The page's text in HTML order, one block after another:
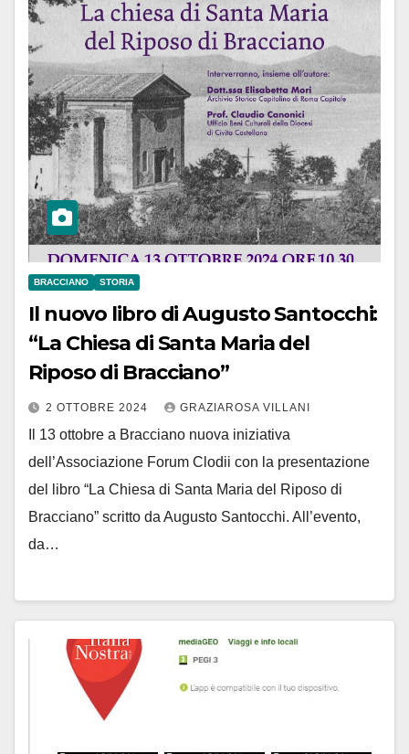
BRACCIANO STORIA
Il nuovo libro di Augusto Santocchi:
“La Chiesa di Santa Maria del
Riposo di Bracciano”
2 OTTOBRE 2024 GRAZIAROSA VILLANI
Il 13 ottobre a Bracciano nuova iniziativa
dell’Associazione Forum Clodii con la presentazione
del libro “La Chiesa di Santa Maria del Riposo di
Bracciano” scritto da Augusto Santocchi. All’evento,
da…